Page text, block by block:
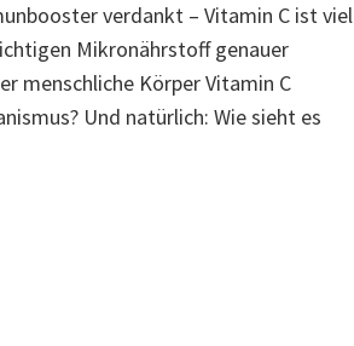
verdankt – Vitamin C ist viel
Mikronährstoff genauer
menschliche Körper Vitamin C
Und natürlich: Wie sieht es